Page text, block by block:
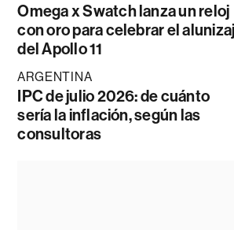
Omega x Swatch lanza un reloj
con oro para celebrar el
del Apollo 11
ARGENTINA
IPC de julio 2026: de cuánto
sería la inflación, según las
consultoras